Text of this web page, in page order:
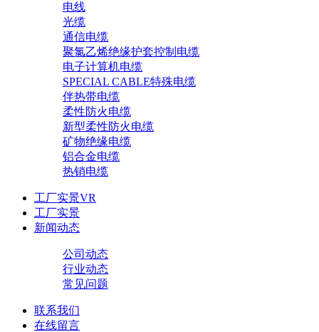
电线
光缆
通信电缆
聚氯乙烯绝缘护套控制电缆
电子计算机电缆
SPECIAL CABLE特殊电缆
伴热带电缆
柔性防火电缆
新型柔性防火电缆
矿物绝缘电缆
铝合金电缆
热销电缆
工厂实景VR
工厂实景
新闻动态
公司动态
行业动态
常见问题
联系我们
在线留言